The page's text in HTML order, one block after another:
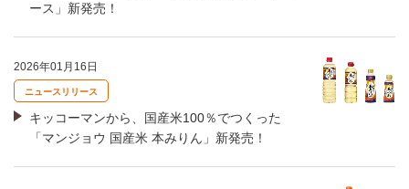
ース」新発売！
2026年01月16日
ニュースリリース
キッコーマンから、国産米100％でつくった
「マンジョウ 国産米 本みりん」新発売！